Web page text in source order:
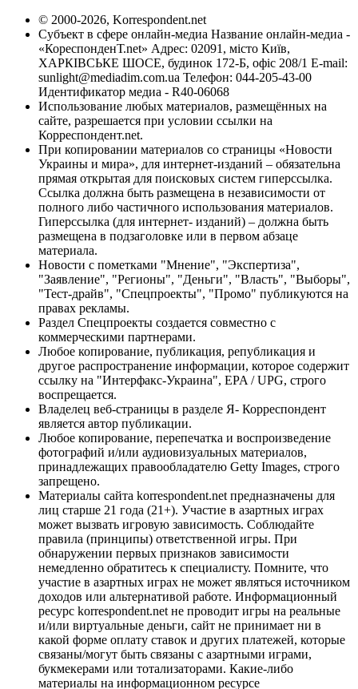
© 2000-2026, Korrespondent.net
Субъект в сфере онлайн-медиа Название онлайн-медиа -
«КореспонденТ.net» Адрес: 02091, місто Київ,
ХАРКІВСЬКЕ ШОСЕ, будинок 172-Б, офіс 208/1 E-mail:
sunlight@mediadim.com.ua Телефон: 044-205-43-00
Идентификатор медиа - R40-06068
Использование любых материалов, размещённых на
сайте, разрешается при условии ссылки на
Корреспондент.net.
При копировании материалов со страницы «Новости
Украины и мира», для интернет-изданий – обязательна
прямая открытая для поисковых систем гиперссылка.
Ссылка должна быть размещена в независимости от
полного либо частичного использования материалов.
Гиперссылка (для интернет- изданий) – должна быть
размещена в подзаголовке или в первом абзаце
материала.
Новости с пометками "Мнение", "Экспертиза",
"Заявление", "Регионы", "Деньги", "Власть", "Выборы",
"Тест-драйв", "Спецпроекты", "Промо" публикуются на
правах рекламы.
Раздел Спецпроекты создается совместно с
коммерческими партнерами.
Любое копирование, публикация, републикация и
другое распространение информации, которое содержит
ссылку на "Интерфакс-Украина", EPA / UPG, строго
воспрещается.
Владелец веб-страницы в разделе Я- Корреспондент
является автор публикации.
Любое копирование, перепечатка и воспроизведение
фотографий и/или аудиовизуальных материалов,
принадлежащих правообладателю Getty Images, строго
запрещено.
Материалы сайта korrespondent.net предназначены для
лиц старше 21 года (21+). Участие в азартных играх
может вызвать игровую зависимость. Соблюдайте
правила (принципы) ответственной игры. При
обнаружении первых признаков зависимости
немедленно обратитесь к специалисту. Помните, что
участие в азартных играх не может являться источником
доходов или альтернативой работе. Информационный
ресурс korrespondent.net не проводит игры на реальные
и/или виртуальные деньги, сайт не принимает ни в
какой форме оплату ставок и других платежей, которые
связаны/могут быть связаны с азартными играми,
букмекерами или тотализаторами. Какие-либо
материалы на информационном ресурсе